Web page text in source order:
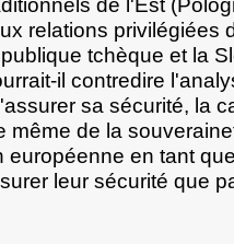
relations privilégiées
tchèque et la
il contredire
sa sécurité, la
même de la
européenne en tant
leur sécurité que